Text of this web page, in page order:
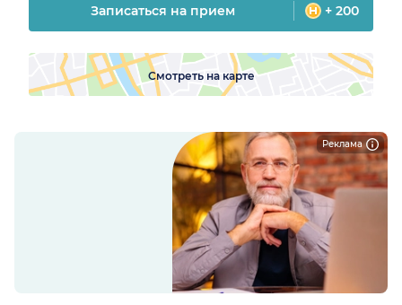
Реклама
Записаться на прием + 200
Смотреть на карте